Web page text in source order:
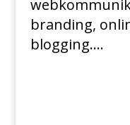
branding,
blogging….